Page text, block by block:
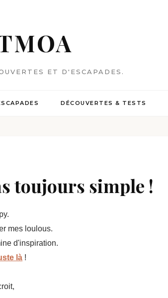
ET D'ESCAPADES.
DÉCOUVERTES & TESTS
toujours simple !
mes loulous.
d'inspiration.
là !